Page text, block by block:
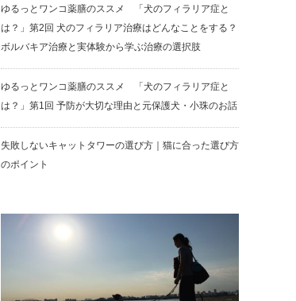
ゆるっとワンコ薬膳のススメ 「犬のフィラリア症と
は？」第2回 犬のフィラリア治療はどんなことをする？
ボルバキア治療と実体験から学ぶ治療の選択肢
ゆるっとワンコ薬膳のススメ 「犬のフィラリア症と
は？」第1回 予防が大切な理由と元保護犬・小珠のお話
失敗しないキャットタワーの選び方｜猫に合った選び方
のポイント